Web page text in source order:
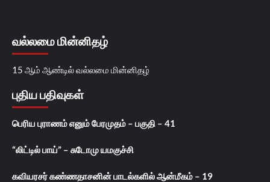
வல்லமை மின்னிதழ்
15 ஆம் ஆண்டில் வல்லமை மின்னிதழ்
புதிய பதிவுகள்
பெரிய புராணம் எனும் பேரமுதம் – பகுதி – 41
“லிட்டில் பாய்” – சுடோமு யமகுச்சி
கவியரசர் கண்ணதாசனின் பாடல்களில் ஆன்மீகம் – 19